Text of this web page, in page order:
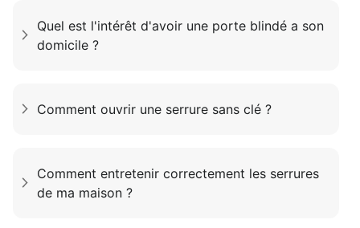
Quel est l'intérêt d'avoir une porte blindé a son
domicile ?
Comment ouvrir une serrure sans clé ?
Comment entretenir correctement les serrures
de ma maison ?